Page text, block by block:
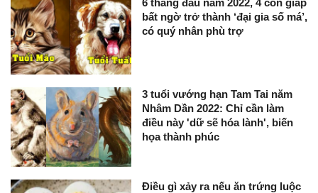
bất ngờ trở thành ‘đại gia số má’,
có quý nhân phù trợ
3 tuổi vướng hạn Tam Tai năm
Nhâm Dần 2022: Chỉ cần làm
điều này 'dữ sẽ hóa lành', biến
họa thành phúc
Điều gì xảy ra nếu ăn trứng luộc